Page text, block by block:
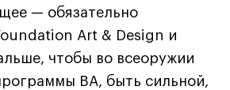
— обязательно
Art & Design и
чтобы во всеоружии
BA, быть сильной,